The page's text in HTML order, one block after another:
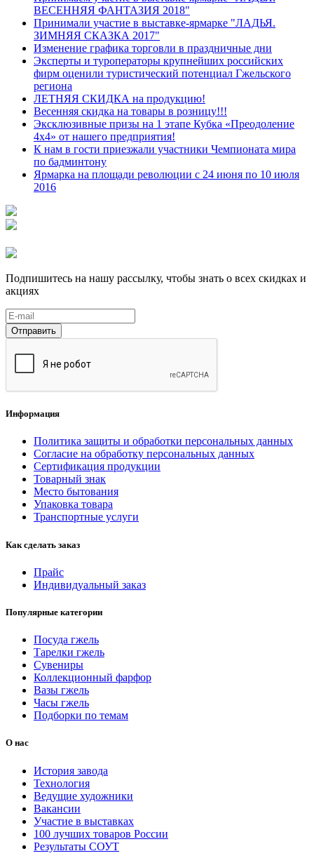
ВЕСЕННЯЯ ФАНТАЗИЯ 2018"
Принимали участие в выставке-ярмарке "ЛАДЬЯ.
ЗИМНЯЯ СКАЗКА 2017"
Изменение графика торговли в праздничные дни
Эксперты и туроператоры крупнейших российских
фирм оценили туристический потенциал Гжельского
региона
ЛЕТНЯЯ СКИДКА на продукцию!
Весенняя скидка на товары в розницу!!!
Эксклюзивные призы на 1 этапе Кубка «Преодоление
4х4» от нашего предприятия!
К нам в гости приезжали участники Чемпионата мира
по бадминтону
Ярмарка на площади революции с 24 июня по 10 июля
2016
Подпишитесь на нашу рассылку, чтобы знать о всех скидках и
акциях
Отправить
Информация
Политика защиты и обработки персональных данных
Согласие на обработку персональных данных
Сертификация продукции
Товарный знак
Место бытования
Упаковка товара
Транспортные услуги
Как сделать заказ
Прайс
Индивидуальный заказ
Популярные категории
Посуда гжель
Тарелки гжель
Сувениры
Коллекционный фарфор
Вазы гжель
Часы гжель
Подборки по темам
О нас
История завода
Технология
Ведущие художники
Вакансии
Участие в выставках
100 лучших товаров России
Результаты СОУТ